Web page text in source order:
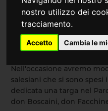
nostro utilizzo dei
tracciamento.
Accetto Cambia le
Este - Giornata di
SABATO 01 GIUGNO a
Nell'occasione avremo
salesiani che si sono spesi
dedicata una targa nel
don Boscaini, don